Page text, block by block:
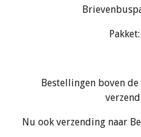
Bestellingen boven
Nu ook verzending naar